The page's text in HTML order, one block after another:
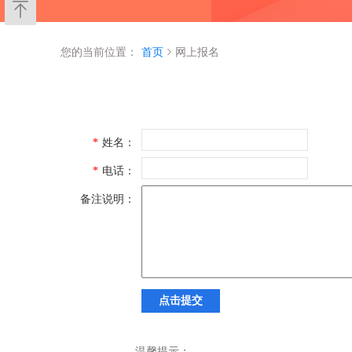
您的当前位置： 首页 网上报名
* 姓名：
* 电话：
备注说明：
点击提交